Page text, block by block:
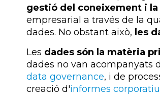
gestió del coneixement i
empresarial a través de la
dades. No obstant això, les
Les dades són la matèria
dades no van acompanyats
data governance, i de
creació d'informes